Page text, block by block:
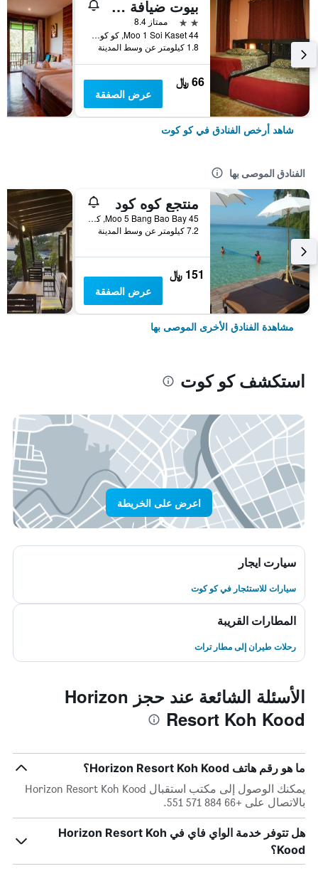
بيوت ضيافة كاما سيري كوه كوود
2 نجمتين
ممتاز 8.4
44 Moo 1 Soi Kaset, كو كوت, تايلاند
1.8 كيلومتر عن وسط المدينة
66 ﷼
عرض الصفقة
شاهد أرخص الفنادق في كو كوت
الفنادق الموصى بها
منتجع كوه كود
45 Moo 5 Bang Bao Bay, كو كوت, تايلاند
7.2 كيلومتر عن وسط المدينة
151 ﷼
عرض الصفقة
مشاهدة الفنادق الأخرى الموصى بها
استكشف كو كوت
اعرض على الخريطة
سيارت ايجار
سيارات للاستئجار في كو كوت
المطارات القريبة
رحلات طيران إلى مطار ترات
الأسئلة الشائعة عند حجز Horizon
Resort Koh Kood
ما هو رقم هاتف Horizon Resort Koh Kood؟
يمكنك الوصول إلى مكتب استقبال Horizon Resort Koh Kood
بالاتصال على +66 884 571 551.
هل تتوفر خدمة الواي فاي في Horizon Resort Koh
Kood؟